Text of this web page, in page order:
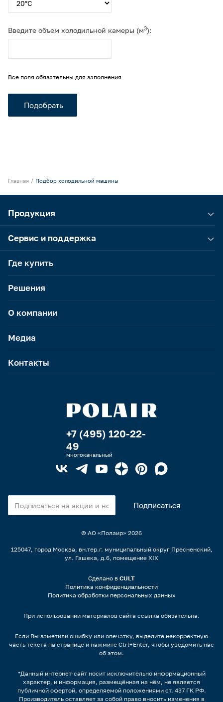
Введите объем холодильной камеры (м3):
Все поля обязательны для заполнения
Главная Подбор холодильной машины
Продукция
Сервис и поддержка
Где купить
Решения
О компании
Медиа
Контакты
+7 (495) 120-22-
49
многоканальный
© АО «Полаир» 2026
125047, город Москва, вн.тер.г. муниципальный округ Пресненский,
ул. Гашека, д.6, помещение XIX
Сделано в CULT
Политика конфиденциальности
Политика обработки персональных данных
При использовании материалов сайта ссылка обязательна.
Если Вы заметили ошибку или опечатку, выделите некорректную
часть текста на странице и нажмите Ctrl+Enter, чтобы уведомить нас
об этом.
*Данный интернет-сайт носит исключительно информационный
характер, и информация, размещённая на нём, не является
публичной офертой, определяемой положениями ст. 437 ГК РФ.
Производитель оставляет за собой право вносить изменения в